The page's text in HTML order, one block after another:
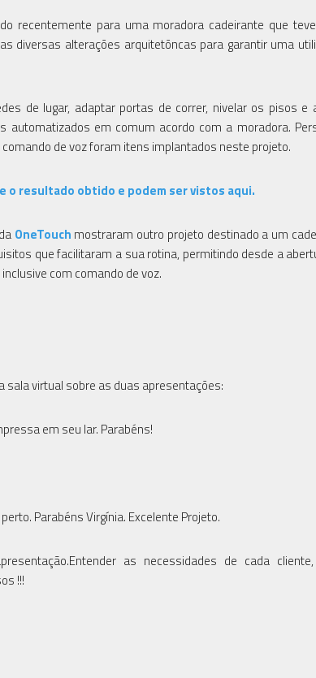
recentemente para uma moradora cadeirante que
diversas alterações arquitetõncas para garantir uma
de lugar, adaptar portas de correr, nivelar os pisos e
em comum acordo com a moradora.
de voz foram itens implantados neste projeto.
o resultado obtido e podem ser vistos aqui.
OneTouch mostraram outro projeto destinado a um
que facilitaram a sua rotina, permitindo desde a
com comando de voz.
virtual sobre as duas apresentações:
em seu lar. Parabéns!
Parabéns Virgínia. Excelente Projeto.
as necessidades de cada
!!!